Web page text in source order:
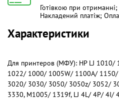
Готівкою при
Накладений платіж;
Характеристики
Для принтеров (МФУ): HP LJ
1022/ 1000/ 1005W/ 1100A/
3020/ 3030/ 3050/ 3050z/ 3052/
3330, M1005/ 1319f, LJ 4L/ 4P/ 4I/